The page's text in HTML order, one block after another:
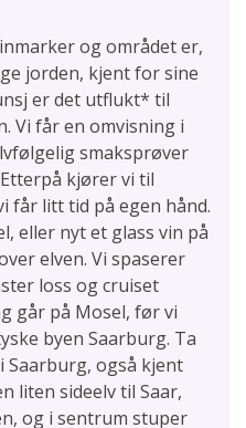
og området er,
jorden, kjent for sine
er det utflukt* til
Vi får en omvisning i
smaksprøver
kjører vi til
får litt tid på egen hånd.
eller nyt et glass vin på
elven. Vi spaserer
loss og cruiset
går på Mosel, før vi
byen Saarburg. Ta
Saarburg, også kjent
liten sideelv til Saar,
og i sentrum stuper